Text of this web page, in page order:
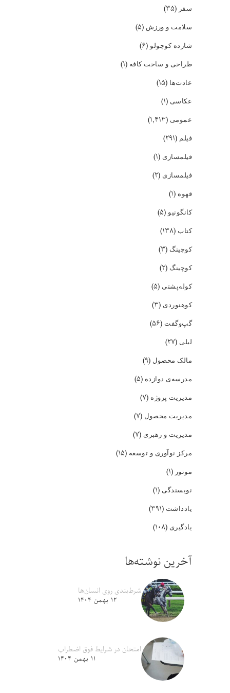
سفر (۳۵)
سلامت و ورزش (۵)
شازده کوچولو(۶)
طراحی و ساخت کافه (۱)
عادت‌ها (۱۵)
عکاسی (۱)
عمومی (۱,۴۱۳)
فیلم (۲۹۱)
فیلمسازی (۱)
فیلمسازی (۲)
قهوه (۱)
کانگونیو(۵)
کتاب (۱۳۸)
کوچینگ (۳)
کوچینگ (۲)
کوله‌پشتی (۵)
کوهنوردی (۳)
گپ‌و‌گفت (۵۶)
لیلی (۲۷)
مالک محصول (۹)
مدرسه‌ی دوازده (۵)
مدیریت پروژه (۷)
مدیریت محصول (۷)
مدیریت و رهبری (۷)
مرکز نوآوری و توسعه (۱۵)
موتور (۱)
نویسندگی (۱)
یادداشت (۳۹۱)
یادگیری (۱۰۸)
آخرین نوشته‌ها
شرط‌بندی روی انسان‌ها
۱۲ بهمن ۱۴۰۴
امتحان در شرایط فوق اضطراب
۱۱ بهمن ۱۴۰۴